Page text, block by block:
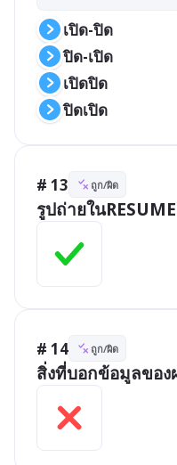
เปิด-ปิด
ปิด-เปิด
เปิดปิด
ปิดเปิด
# 13 ถูก/ผิด
รูปถ่ายใน
# 14 ถูก/ผิด
สิ่งที่บอกข้อมูลขอ